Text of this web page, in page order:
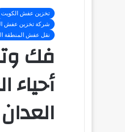
تخزين عفش الكويت
شركة تخزين عفش
نقل عفش المنطقة
فك
أحياء
العدان